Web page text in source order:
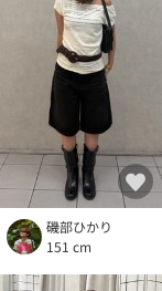
磯部ひかり
151 cm